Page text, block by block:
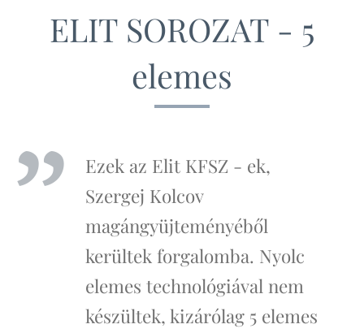
ELIT SOROZAT - 5
elemes
Ezek az Elit KFSZ - ek,
Szergej Kolcov
magángyüjteményéből
kerültek forgalomba. Nyolc
elemes technológiával nem
készültek, kizárólag 5 elemes